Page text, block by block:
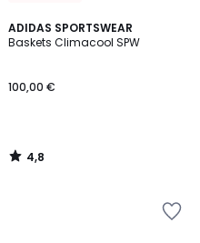
ADIDAS SPORTSWEAR
Baskets Climacool SPW
100,00 €
4,8
/ 5
4,8
/